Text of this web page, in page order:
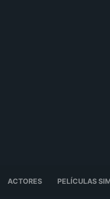
ACTORES PELÍCULAS